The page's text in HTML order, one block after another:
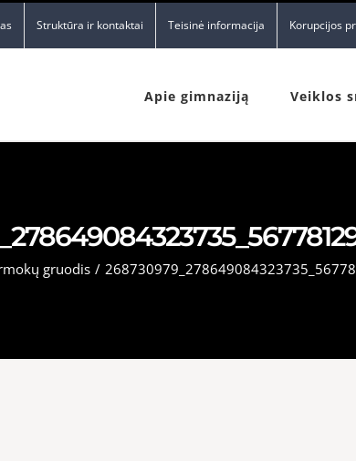
Struktūra ir kontaktai Teisinė informacija Korupcijos
Apie gimnaziją Veiklos
gruodis /